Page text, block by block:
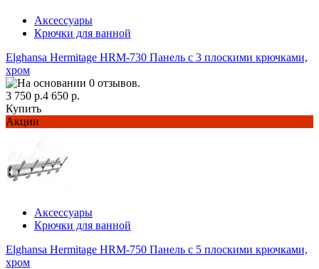
Аксессуары
Крючки для ванной
Elghansa Hermitage HRM-730 Панель с 3 плоскими крючками,
хром
3 750 р.4 650 р.
Купить
Акции
Аксессуары
Крючки для ванной
Elghansa Hermitage HRM-750 Панель с 5 плоскими крючками,
хром